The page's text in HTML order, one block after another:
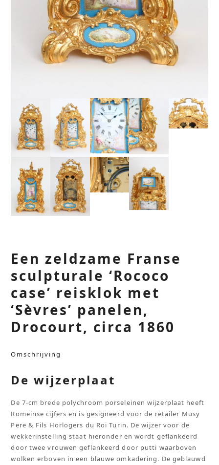
Een zeldzame Franse
sculpturale ‘Rococo
case’ reisklok met
‘Sèvres’ panelen,
Drocourt, circa 1860
Omschrijving
De wijzerplaat
De 7-cm brede polychroom porseleinen wijzerplaat heeft
Romeinse cijfers en is gesigneerd voor de retailer Musy
Pere & Fils Horlogers du Roi Turin. De wijzer voor de
wekkerinstelling staat hieronder en wordt geflankeerd
door twee vrouwen geflankeerd door putti waarboven
wolken erboven in een blauwe omkadering. De geblauwd